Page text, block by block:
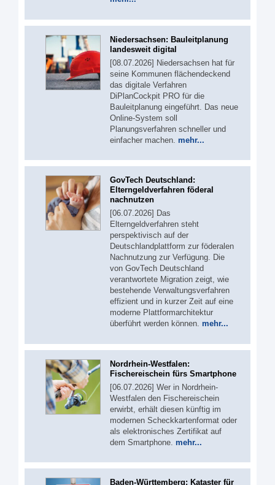
Niedersachsen: Bauleitplanung
landesweit digital
[08.07.2026] Niedersachsen hat für
seine Kommunen flächendeckend
das digitale Verfahren
DiPlanCockpit PRO für die
Bauleitplanung eingeführt. Das neue
Online-System soll
Planungsverfahren schneller und
einfacher machen. mehr...
GovTech Deutschland:
Elterngeldverfahren föderal
nachnutzen
[06.07.2026] Das
Elterngeldverfahren steht
perspektivisch auf der
Deutschlandplattform zur föderalen
Nachnutzung zur Verfügung. Die
von GovTech Deutschland
verantwortete Migration zeigt, wie
bestehende Verwaltungsverfahren
effizient und in kurzer Zeit auf eine
moderne Plattformarchitektur
überführt werden können. mehr...
Nordrhein-Westfalen:
Fischereischein fürs Smartphone
[06.07.2026] Wer in Nordrhein-
Westfalen den Fischereischein
erwirbt, erhält diesen künftig im
modernen Scheckkartenformat oder
als elektronisches Zertifikat auf
dem Smartphone. mehr...
Baden-Württemberg: Kataster für